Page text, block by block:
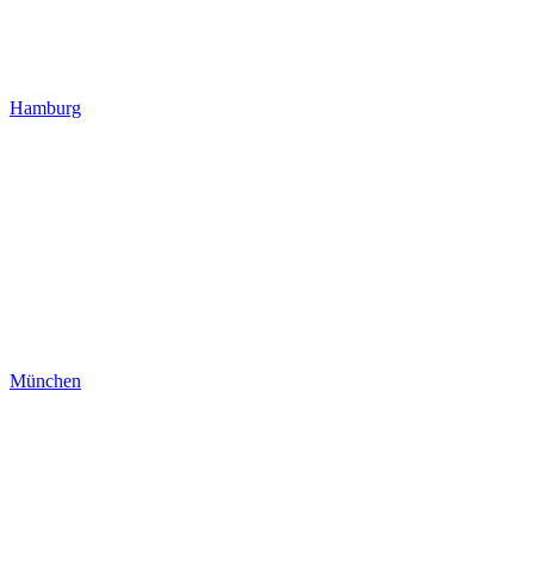
Hamburg
München